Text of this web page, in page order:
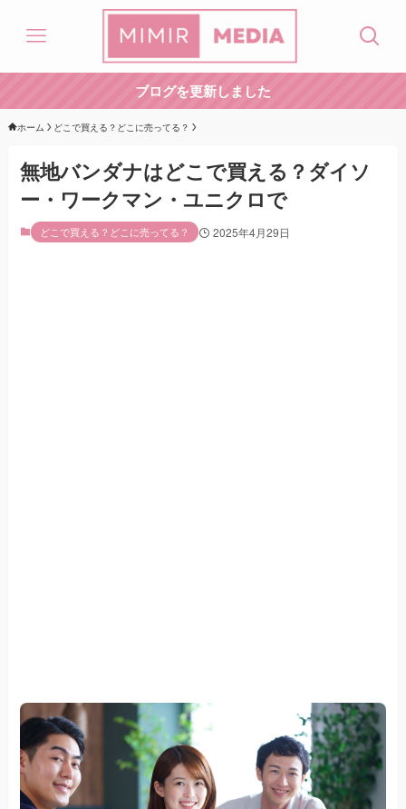
ブログを更新しました
ホーム どこで買える？どこに売ってる？
無地バンダナはどこで買える？ダイソ
ー・ワークマン・ユニクロで
どこで買える？どこに売ってる？ 2025年4月29日